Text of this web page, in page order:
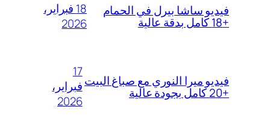
فيديو ساشا بيرل في الحمام
+18 كامل بدقة عالية
18 فبراير،
2026
فيديو ميرا النوري مع صباغ البيت
+20 كامل بجودة عالية
17
فبراير،
2026